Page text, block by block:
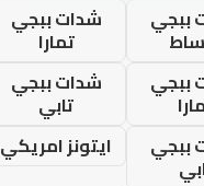
ببجي شدات ببجي
تمارا
ببجي
شدات ببجي
تابي
ببجي
ايتونز امريكي